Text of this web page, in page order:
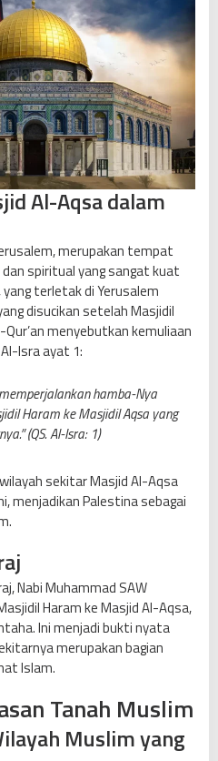
Al-Aqsa dalam
merupakan tempat
spiritual yang sangat kuat
terletak di Yerusalem
disucikan setelah Masjidil
menyebutkan kemuliaan
Isra ayat 1:
hamba-Nya
Haram ke Masjidil Aqsa yang
(QS. Al-Isra: 1)
sekitar Masjid Al-Aqsa
menjadikan Palestina sebagai
Nabi Muhammad SAW
Haram ke Masjid Al-Aqsa,
Ini menjadi bukti nyata
merupakan bagian
Islam.
Tanah Muslim
Muslim yang